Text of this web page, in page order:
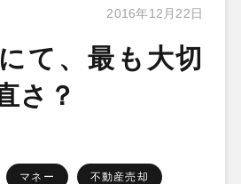
2016年12月22日
て、最も大切
さ？
マネー 不動産売却